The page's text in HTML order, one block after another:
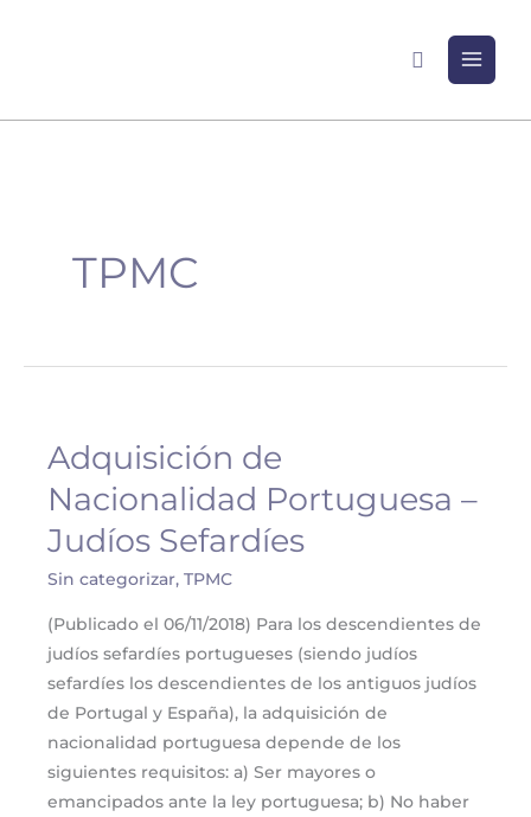
Buscar
TPMC
Adquisición de
Nacionalidad Portuguesa –
Judíos Sefardíes
Sin categorizar, TPMC
(Publicado el 06/11/2018) Para los descendientes de
judíos sefardíes portugueses (siendo judíos
sefardíes los descendientes de los antiguos judíos
de Portugal y España), la adquisición de
nacionalidad portuguesa depende de los
siguientes requisitos: a) Ser mayores o
emancipados ante la ley portuguesa; b) No haber
Adquisición
Nacionalidad
Portuguesa
–
Sefardíes